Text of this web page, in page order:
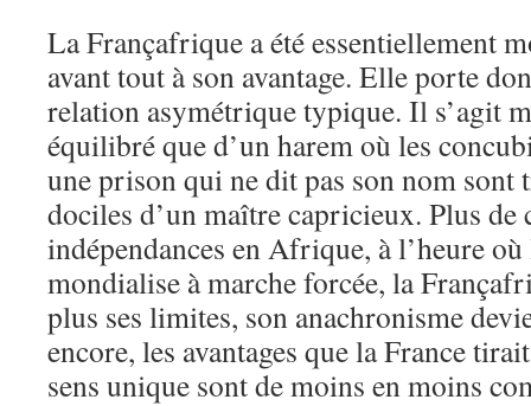
La Françafrique a été essentiellement
avant tout à son avantage. Elle porte
relation asymétrique typique. Il s’agit
équilibré que d’un harem où les
une prison qui ne dit pas son nom sont
dociles d’un maître capricieux. Plus de
indépendances en Afrique, à l’heure où
mondialise à marche forcée, la
plus ses limites, son anachronisme
encore, les avantages que la France
sens unique sont de moins en moins